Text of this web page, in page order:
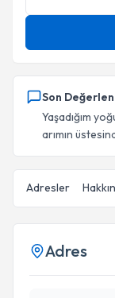
Son
Yaşadığım
arımın
Adresler
Adres